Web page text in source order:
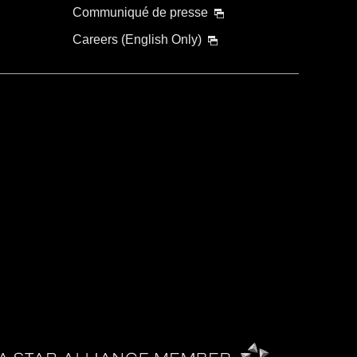
Communiqué de presse
Careers (English Only)